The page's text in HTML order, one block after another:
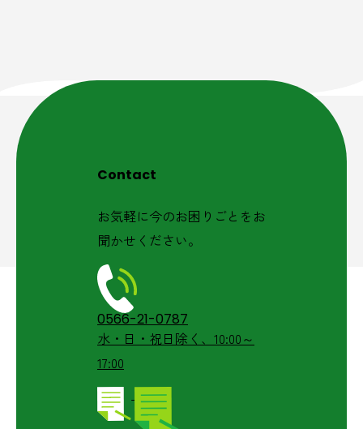
Contact
お気軽に今のお困りごとをお
聞かせください。
0566-21-0787
水・日・祝日除く、10:00～
17:00